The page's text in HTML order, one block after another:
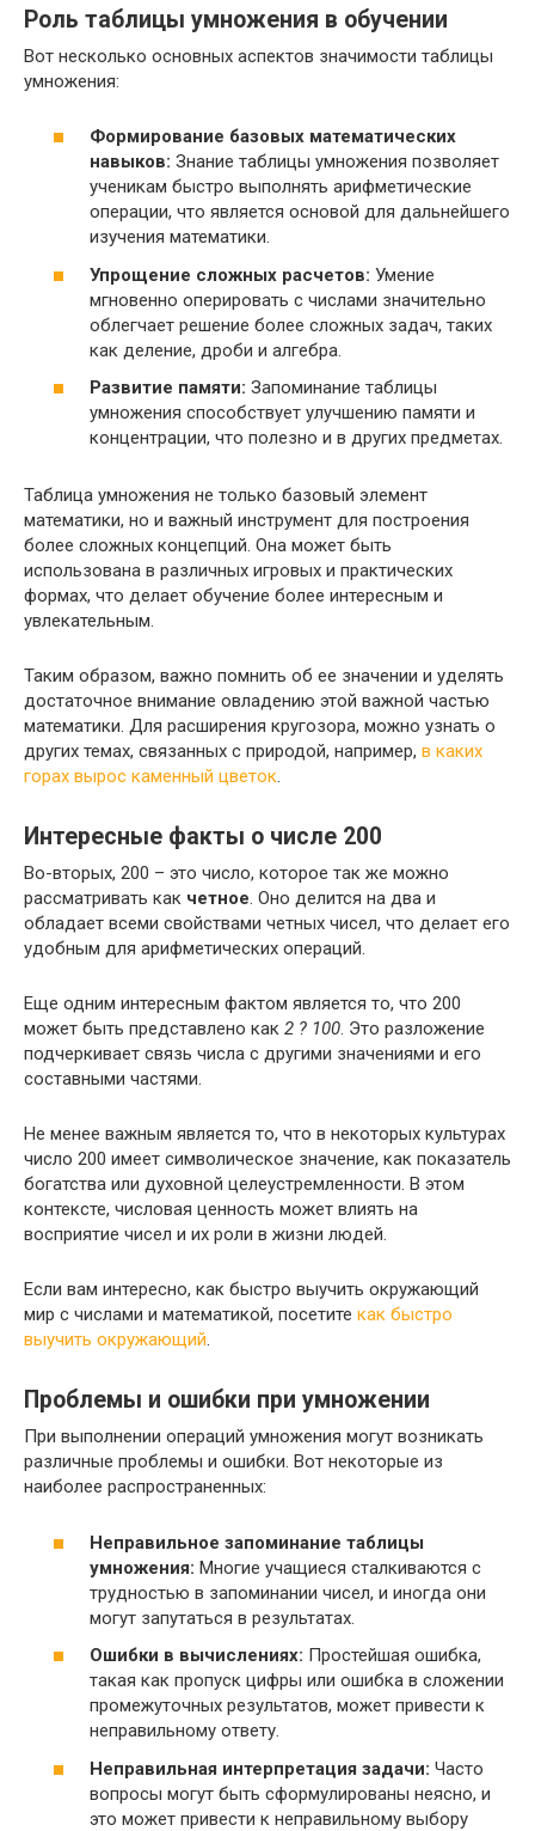
Роль таблицы умножения в обучении
Вот несколько основных аспектов значимости таблицы
умножения:
Формирование базовых математических
навыков: Знание таблицы умножения позволяет
ученикам быстро выполнять арифметические
операции, что является основой для дальнейшего
изучения математики.
Упрощение сложных расчетов: Умение
мгновенно оперировать с числами значительно
облегчает решение более сложных задач, таких
как деление, дроби и алгебра.
Развитие памяти: Запоминание таблицы
умножения способствует улучшению памяти и
концентрации, что полезно и в других предметах.
Таблица умножения не только базовый элемент
математики, но и важный инструмент для построения
более сложных концепций. Она может быть
использована в различных игровых и практических
формах, что делает обучение более интересным и
увлекательным.
Таким образом, важно помнить об ее значении и уделять
достаточное внимание овладению этой важной частью
математики. Для расширения кругозора, можно узнать о
других темах, связанных с природой, например, в каких
горах вырос каменный цветок.
Интересные факты о числе 200
Во-вторых, 200 – это число, которое так же можно
рассматривать как четное. Оно делится на два и
обладает всеми свойствами четных чисел, что делает его
удобным для арифметических операций.
Еще одним интересным фактом является то, что 200
может быть представлено как 2 ? 100. Это разложение
подчеркивает связь числа с другими значениями и его
составными частями.
Не менее важным является то, что в некоторых культурах
число 200 имеет символическое значение, как показатель
богатства или духовной целеустремленности. В этом
контексте, числовая ценность может влиять на
восприятие чисел и их роли в жизни людей.
Если вам интересно, как быстро выучить окружающий
мир с числами и математикой, посетите как быстро
выучить окружающий.
Проблемы и ошибки при умножении
При выполнении операций умножения могут возникать
различные проблемы и ошибки. Вот некоторые из
наиболее распространенных:
Неправильное запоминание таблицы
умножения: Многие учащиеся сталкиваются с
трудностью в запоминании чисел, и иногда они
могут запутаться в результатах.
Ошибки в вычислениях: Простейшая ошибка,
такая как пропуск цифры или ошибка в сложении
промежуточных результатов, может привести к
неправильному ответу.
Неправильная интерпретация задачи: Часто
вопросы могут быть сформулированы неясно, и
это может привести к неправильному выбору